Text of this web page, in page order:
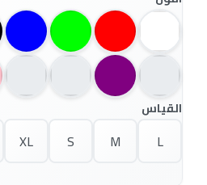
القياس
L
M
S
XL